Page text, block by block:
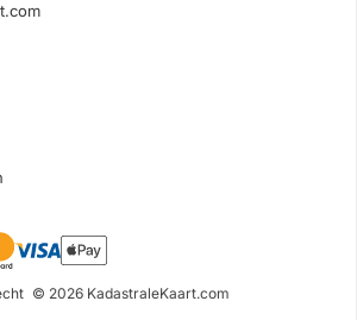
© 2026 KadastraleKaart.com